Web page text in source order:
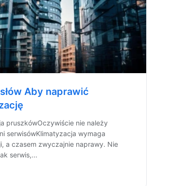
Aby naprawić
pruszkówOczywiście nie należy
serwisówKlimatyzacja wymaga
a czasem zwyczajnie naprawy. Nie
serwis,...